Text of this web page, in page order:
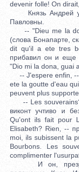
devenir folle! On
Князь Андрей
Павловны.
-- "Dieu me la
(слова Бонапарте,
dit qu'il a ete tres
прибавил он и еще
"Dio mi la dona, guai
-- J'espere enfin, --
ete la goutte d'eau
peuvent plus
-- Les souverains?
виконт учтиво и
Qu'ont ils fait pour
Elisabeth? Rien, --
moi, ils subissent la
Bourbons. Les
complimenter
И он,